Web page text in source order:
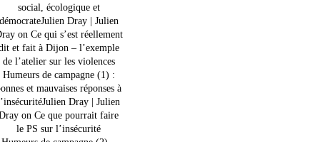
social, écologique et
démocrateJulien Dray | Julien
on Ce qui s’est réellement
et fait à Dijon – l’exemple
de l’atelier sur les violences
Humeurs de campagne (1) :
et mauvaises réponses à
Dray | Julien
on Ce que pourrait faire
le PS sur l’insécurité